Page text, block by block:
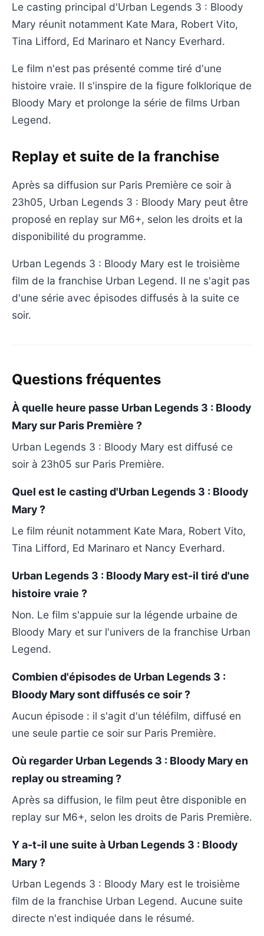
Le casting principal d'Urban Legends 3 : Bloody
Mary réunit notamment Kate Mara, Robert Vito,
Tina Lifford, Ed Marinaro et Nancy Everhard.
Le film n'est pas présenté comme tiré d'une
histoire vraie. Il s'inspire de la figure folklorique de
Bloody Mary et prolonge la série de films Urban
Legend.
Replay et suite de la franchise
Après sa diffusion sur Paris Première ce soir à
23h05, Urban Legends 3 : Bloody Mary peut être
proposé en replay sur M6+, selon les droits et la
disponibilité du programme.
Urban Legends 3 : Bloody Mary est le troisième
film de la franchise Urban Legend. Il ne s'agit pas
d'une série avec épisodes diffusés à la suite ce
soir.
Questions fréquentes
À quelle heure passe Urban Legends 3 : Bloody
Mary sur Paris Première ?
Urban Legends 3 : Bloody Mary est diffusé ce
soir à 23h05 sur Paris Première.
Quel est le casting d'Urban Legends 3 : Bloody
Mary ?
Le film réunit notamment Kate Mara, Robert Vito,
Tina Lifford, Ed Marinaro et Nancy Everhard.
Urban Legends 3 : Bloody Mary est-il tiré d'une
histoire vraie ?
Non. Le film s'appuie sur la légende urbaine de
Bloody Mary et sur l'univers de la franchise Urban
Legend.
Combien d'épisodes de Urban Legends 3 :
Bloody Mary sont diffusés ce soir ?
Aucun épisode : il s'agit d'un téléfilm, diffusé en
une seule partie ce soir sur Paris Première.
Où regarder Urban Legends 3 : Bloody Mary en
replay ou streaming ?
Après sa diffusion, le film peut être disponible en
replay sur M6+, selon les droits de Paris Première.
Y a-t-il une suite à Urban Legends 3 : Bloody
Mary ?
Urban Legends 3 : Bloody Mary est le troisième
film de la franchise Urban Legend. Aucune suite
directe n'est indiquée dans le résumé.